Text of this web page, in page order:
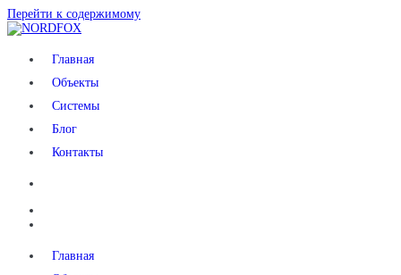
Перейти к содержимому
NORDFOXГлавная
Объекты
Системы
Блог
Контакты
Главная